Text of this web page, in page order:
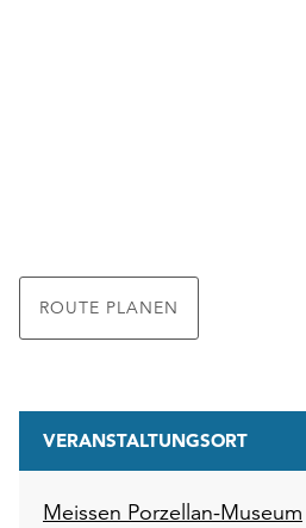
ROUTE PLANEN
VERANSTALTUNGSORT
Meissen Porzellan-Museum